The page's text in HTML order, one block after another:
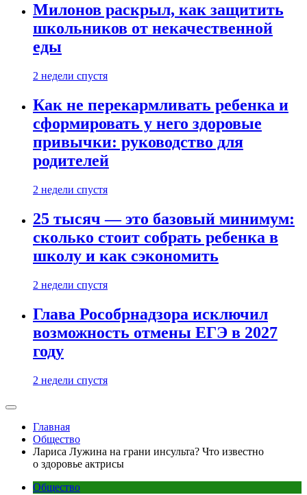
Милонов раскрыл, как защитить
школьников от некачественной
еды
2 недели спустя
Как не перекармливать ребенка и
сформировать у него здоровые
привычки: руководство для
родителей
2 недели спустя
25 тысяч — это базовый минимум:
сколько стоит собрать ребенка в
школу и как сэкономить
2 недели спустя
Глава Рособрнадзора исключил
возможность отмены ЕГЭ в 2027
году
2 недели спустя
Главная
Общество
Лариса Лужина на грани инсульта? Что известно
о здоровье актрисы
Общество